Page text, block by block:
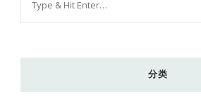
东
分类